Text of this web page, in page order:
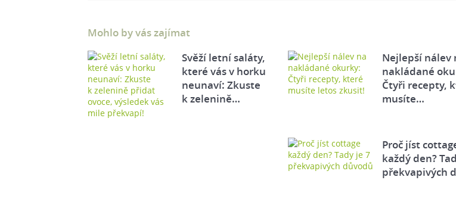
Mohlo by vás zajímat
Svěží letní saláty,
které vás v horku
neunaví: Zkuste
k zelenině…
Nejlepší nálev
nakládané
Čtyři recepty,
musíte…
Proč jíst
každý den?
překvapivých